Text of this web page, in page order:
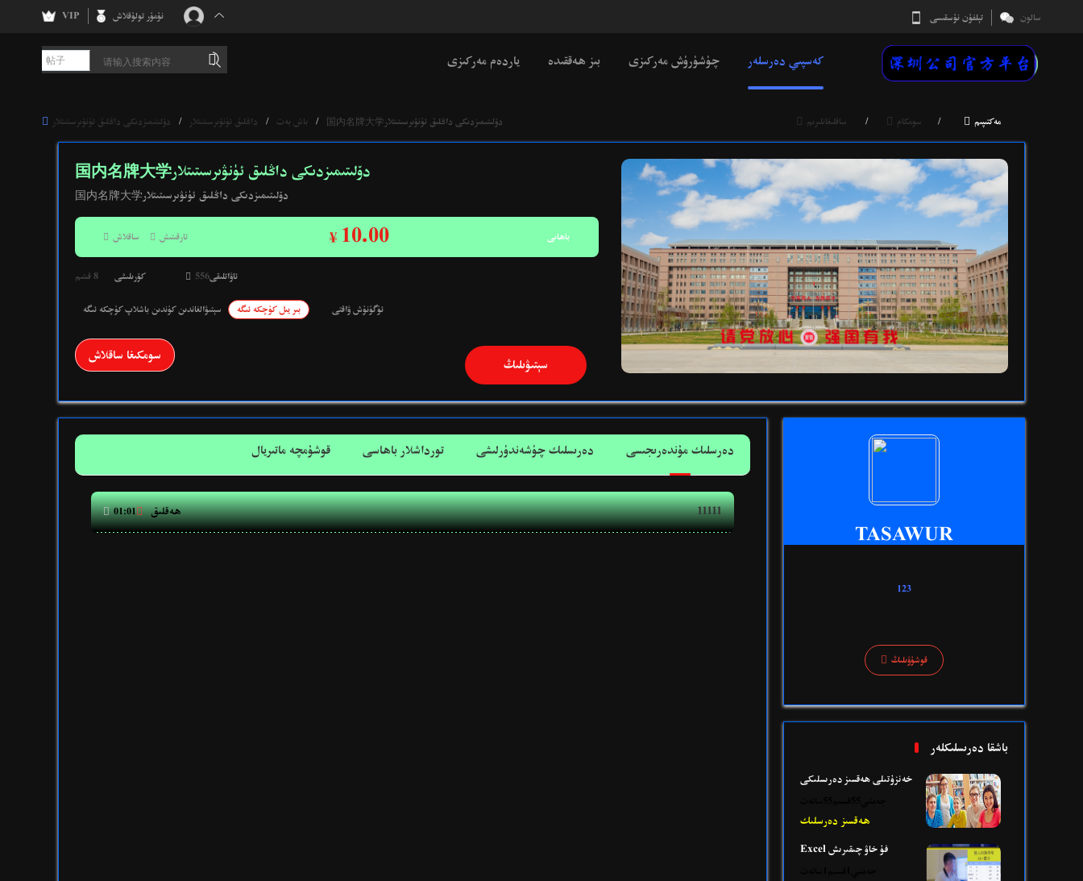
تېلفۇن نۇسقىسى سالون VIP نۇمۇر تولۇقلاش
كەسپىي دەرسلەر چۈشۈرۈش مەركىزى بىز ھەققىدە ياردەم مەركىزى 帖子
 /  سومكام /  مەكتىپىم  باش بەت / داڭلىق ئۈنۋىرسىتىتلار / دۆلىتىمىزدىكى داڭلىق ئ‍ۈنۋىرسىتىتلار / 国内名牌大学دۆلىتىمىزدىكى داڭلىق ئ‍ۈنۋىرسىتىتلار
国内名牌大学دۆلىتىمىزدىكى داڭلىق ئ‍ۈنۋىرسىتىتلار
国内名牌大学دۆلىتىمىزدىكى داڭلىق ئ‍ۈنۋىرسىتىتلار
 ساقلاش  تارقىتىش ¥ 10.00 باھاىى
كۆرىلىشى 8 قىتىم  ئاۋاتلىقى556
ئۈگۈنۈش ۋاقتى بىر يىل كۈچكە ئىگە سېتىۋالغاندىن كۈندىن باشلاپ كۈچكە ئىگە
سېتىۋىلىڭ
سومكىغا ساقلاش
دەرسلىك مۇندەرىجىسى دەرىسلىك چۈشەندۈرلىشى تورداشلار باھاسى قوشۇمچە ماتىريال
 01:01 ھەقلىق 11111
TASAWUR
123
 قوشۇۋىلىڭ
باشقا دەرىسلىكلەر
خەنزۇتىلى ھەقسىز دەرىسلىكى
ھەقسىز دەرسلىك
Excel فۇ خاۋ چىقىرىش